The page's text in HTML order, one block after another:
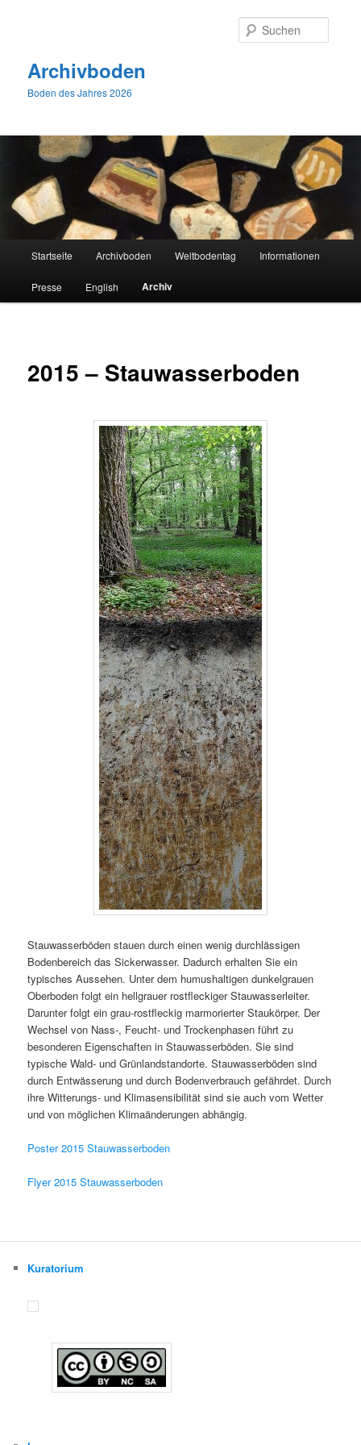
Archivboden
Boden des Jahres 2026
Startseite Archivboden Weltbodentag Informationen
Presse English Archiv
2015 – Stauwasserboden
Stauwasserböden stauen durch einen wenig durchlässigen
Bodenbereich das Sickerwasser. Dadurch erhalten Sie ein
typisches Aussehen. Unter dem humushaltigen dunkelgrauen
Oberboden folgt ein hellgrauer rostfleckiger Stauwasserleiter.
Darunter folgt ein grau-rostfleckig marmorierter Staukörper. Der
Wechsel von Nass-, Feucht- und Trockenphasen führt zu
besonderen Eigenschaften in Stauwasserböden. Sie sind
typische Wald- und Grünlandstandorte. Stauwasserböden sind
durch Entwässerung und durch Bodenverbrauch gefährdet. Durch
ihre Witterungs- und Klimasensibilität sind sie auch vom Wetter
und von möglichen Klimaänderungen abhängig.
Poster 2015 Stauwasserboden
Flyer 2015 Stauwasserboden
Kuratorium